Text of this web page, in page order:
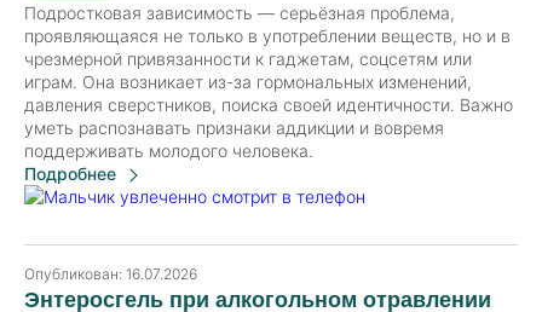
Подростковая зависимость — серьёзная проблема,
проявляющаяся не только в употреблении веществ, но и в
чрезмерной привязанности к гаджетам, соцсетям или
играм. Она возникает из-за гормональных изменений,
давления сверстников, поиска своей идентичности. Важно
уметь распознавать признаки аддикции и вовремя
поддерживать молодого человека.
Подробнее
Энтеросгель при алкогольном отравлении
Опубликован: 16.07.2026